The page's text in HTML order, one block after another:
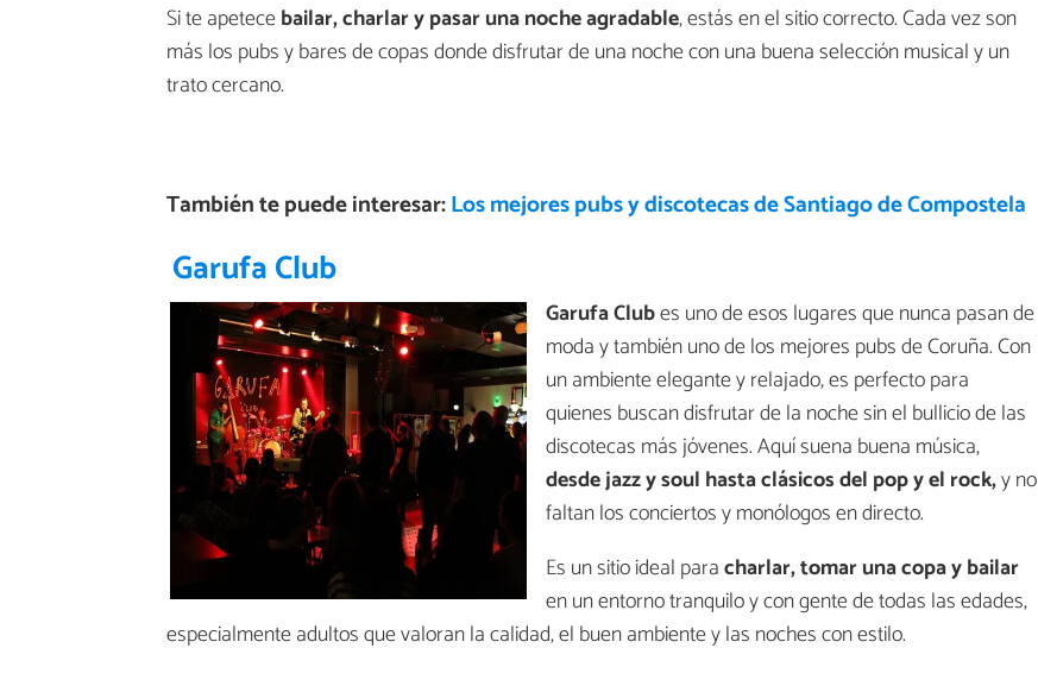
Si te apetecebailar, charlar y pasar una noche agradable, estás en el sitio correcto. Cada vez son
más los pubs y bares de copas donde disfrutar de una noche con una buena selección musical y un
trato cercano.
También te puede interesar:Los mejores pubs y discotecas de Santiago de Compostela
Garufa Club
Garufa Clubes uno de esos lugares que nunca pasan de
moda y también uno de los mejores pubs de Coruña. Con
un ambiente elegante y relajado, es perfecto para
quienes buscan disfrutar de la noche sin el bullicio de las
discotecas más jóvenes. Aquí suena buena música,
desde jazz y soul hasta clásicos del pop y el rock,y no
faltan los conciertos y monólogos en directo.
Es un sitio ideal paracharlar, tomar una copa y bailar
en un entorno tranquilo y con gente de todas las edades,
especialmente adultos que valoran la calidad, el buen ambiente y las noches con estilo.